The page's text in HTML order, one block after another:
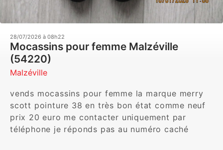
28/07/2026 à 08h22
Mocassins pour femme Malzéville
(54220)
Malzéville
vends mocassins pour femme la marque merry
scott pointure 38 en très bon état comme neuf
prix 20 euro me contacter uniquement par
téléphone je réponds pas au numéro caché